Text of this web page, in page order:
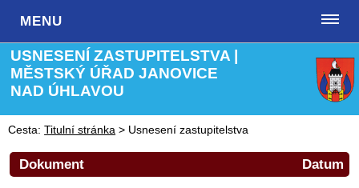
MENU
USNESENÍ ZASTUPITELSTVA |
MĚSTSKÝ ÚŘAD JANOVICE
NAD ÚHLAVOU
Cesta: Titulní stránka > Usnesení zastupitelstva
Datum
Dokument